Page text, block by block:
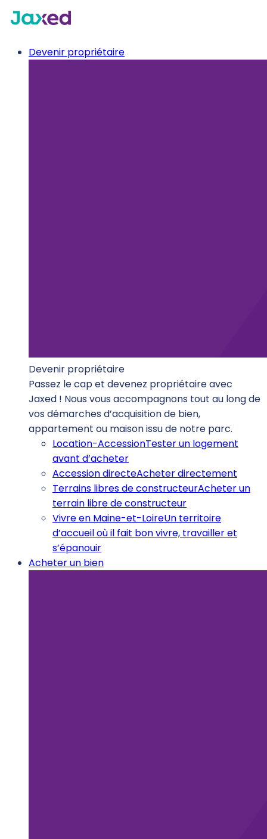
Devenir propriétaire
Devenir propriétaire
Passez le cap et devenez propriétaire avec
Jaxed ! Nous vous accompagnons tout au long de
vos démarches d’acquisition de bien,
appartement ou maison issu de notre parc.
Location-AccessionTester un logement
avant d’acheter
Accession directeAcheter directement
Terrains libres de constructeurAcheter un
terrain libre de constructeur
Vivre en Maine-et-LoireUn territoire
d’accueil où il fait bon vivre, travailler et
s’épanouir
Acheter un bien